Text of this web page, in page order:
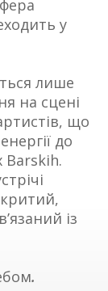
у
лише
на сцені
що
до
Barskih.
із
.